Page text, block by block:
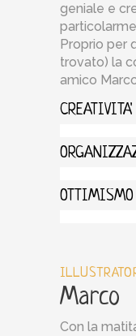
geniale e
Proprio per
trovato) la
amico
CREATIVITA'
OTTIMISMO
Marco
Con la